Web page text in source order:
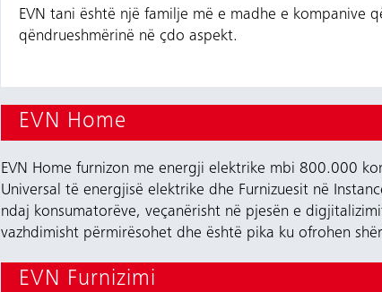
EVN tani është një familje më e madhe e
qëndrueshmërinë në çdo aspekt.
EVN Home
EVN Home furnizon me energji elektrike mbi 800.000
Universal të energjisë elektrike dhe Furnizuesit në
ndaj konsumatorëve, veçanërisht në pjesën e
vazhdimisht përmirësohet dhe është pika ku ofrohen
EVN Furnizimi